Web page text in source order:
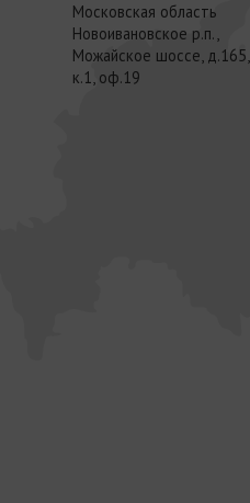
Московская область
Новоивановское р.п.,
Можайское шоссе, д.165,
к.1, оф.19